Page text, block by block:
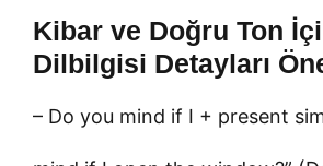
Kibar ve Doğru Ton
Dilbilgisi Detayları
– Do you mind if I + present